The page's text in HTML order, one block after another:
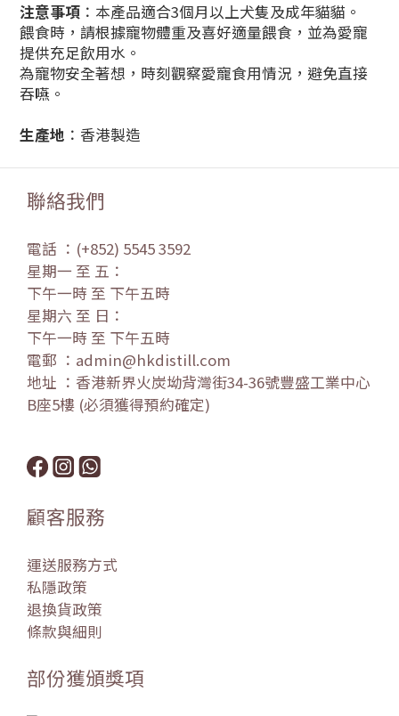
注意事項 ：本產品適合3個月以上犬隻及成年貓貓。
餵食時，請根據寵物體重及喜好適量餵食，並為愛寵
提供充足飲用水。
為寵物安全著想，時刻觀察愛寵食用情況，避免直接
吞嚥。
生產地 ：香港製造
聯絡我們
電話 ：(+852) 5545 3592
星期一 至 五：
下午一時 至 下午五時
星期六 至 日：
下午一時 至 下午五時
電郵 ：admin@hkdistill.com
地址 ：香港新界火炭坳背灣街34-36號豐盛工業中心
B座5樓 (必須獲得預約確定)
顧客服務
運送服務方式
私隱政策
退換貨政策
條款與細則
部份獲頒獎項